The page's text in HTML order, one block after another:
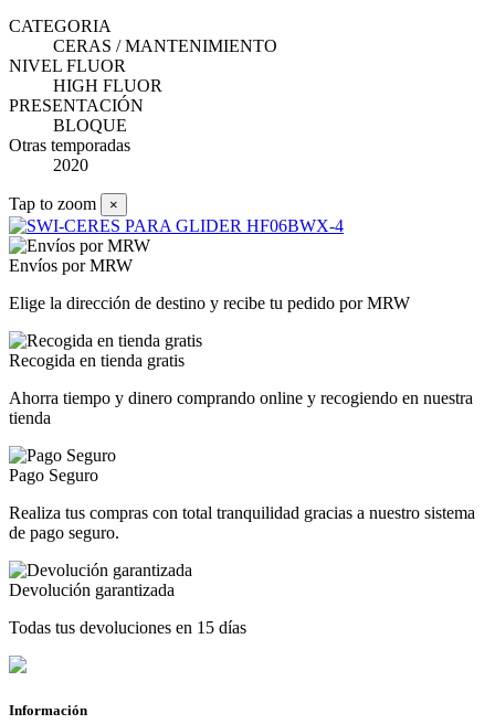
CATEGORIA
CERAS / MANTENIMIENTO
NIVEL FLUOR
HIGH FLUOR
PRESENTACIÓN
BLOQUE
Otras temporadas
2020
Tap to zoom ×
Envíos por MRW
Elige la dirección de destino y recibe tu pedido por MRW
Recogida en tienda gratis
Ahorra tiempo y dinero comprando online y recogiendo en nuestra
tienda
Pago Seguro
Realiza tus compras con total tranquilidad gracias a nuestro sistema
de pago seguro.
Devolución garantizada
Todas tus devoluciones en 15 días
Información